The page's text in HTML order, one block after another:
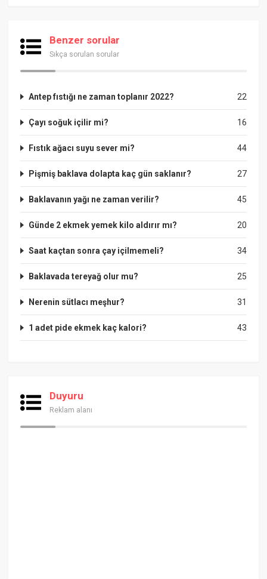
Benzer sorular
Sıkça sorulan sorular
22
Antep fıstığı ne zaman toplanır 2022?
16
Çayı soğuk içilir mi?
44
Fıstık ağacı suyu sever mi?
27
Pişmiş baklava dolapta kaç gün saklanır?
45
Baklavanın yağı ne zaman verilir?
20
Günde 2 ekmek yemek kilo aldırır mı?
34
Saat kaçtan sonra çay içilmemeli?
25
Baklavada tereyağ olur mu?
31
Nerenin sütlacı meşhur?
43
1 adet pide ekmek kaç kalori?
Duyuru
Reklam alanı